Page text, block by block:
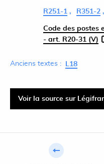
R251-1 R351-2
Code des postes
- art. R20-31 (V)
Anciens textes : L18
Voir la source sur